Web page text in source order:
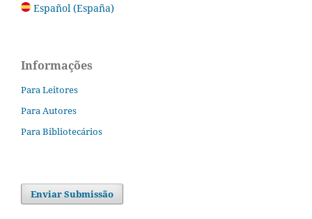
Español (España)
Informações
Para Leitores
Para Autores
Para Bibliotecários
Enviar Submissão